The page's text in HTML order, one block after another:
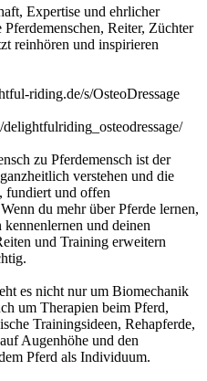
Expertise und ehrlicher
Reiter, Züchter
reinhören und inspirieren
riding.de/s/OsteoDressage
zu Pferdemensch ist der
verstehen und die
fundiert und offen
du mehr über Pferde lernen,
kennenlernen und deinen
und Training erweitern
es nicht nur um Biomechanik
um Therapien beim Pferd,
Trainingsideen, Rehapferde,
Augenhöhe und den
Pferd als Individuum.